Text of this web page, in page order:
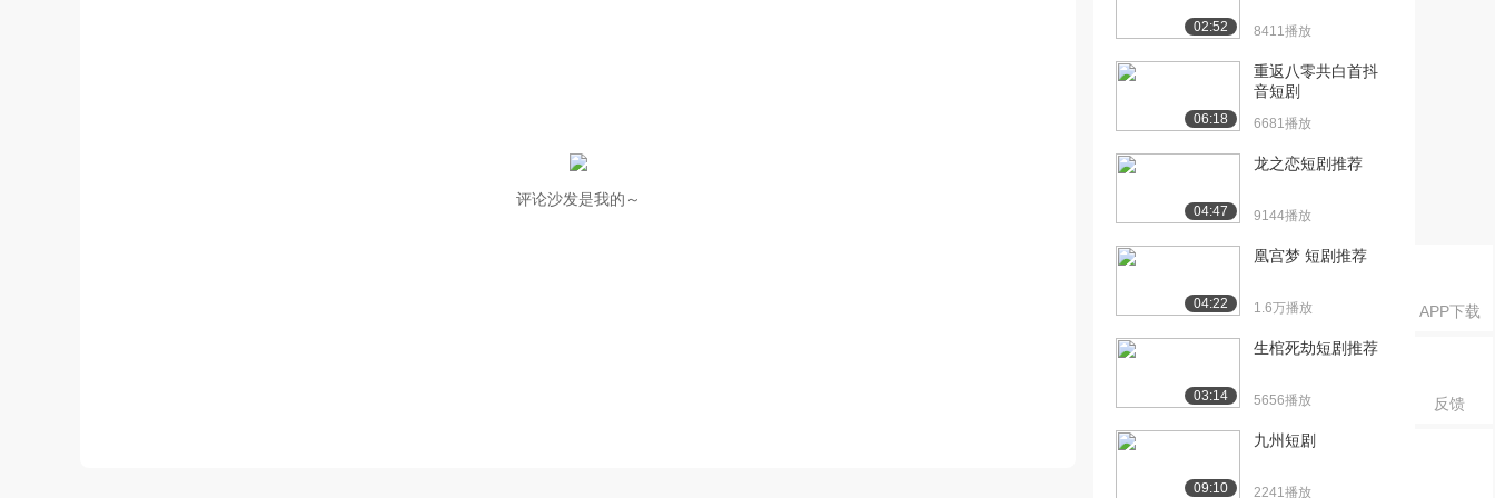
APP下载
反馈
评论沙发是我的～
02:52 8411播放
06:18
重返八零共白首抖
音短剧
6681播放
04:47
龙之恋短剧推荐
9144播放
04:22
凰宫梦 短剧推荐
1.6万播放
03:14
生棺死劫短剧推荐
5656播放
09:10
九州短剧
2241播放